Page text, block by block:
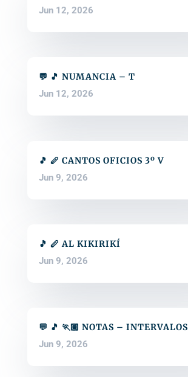
Jun 12, 2026
💬 🎵 NUMANCIA – T
Jun 12, 2026
🎵 🪈 CANTOS OFICIOS 3º V
Jun 9, 2026
🎵 🪈 AL KIKIRIKÍ
Jun 9, 2026
💬 🎵 🏃🏽 NOTAS – INTERVALOS
Jun 9, 2026